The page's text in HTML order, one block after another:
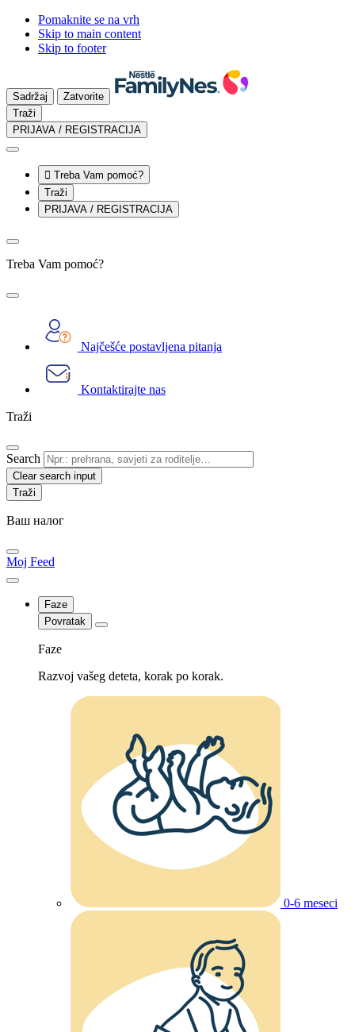
Pomaknite se na vrh
Skip to main content
Skip to footer
Sadržaj
Zatvorite
Traži
PRIJAVA / REGISTRACIJA
 Treba Vam pomoć?
Traži
PRIJAVA / REGISTRACIJA
Treba Vam pomoć?
Najčešće postavljena pitanja
Kontaktirajte nas
Traži
Search
Clear search input
Ваш налог
Moj Feed
Faze
Povratak
Faze
Razvoj vašeg deteta, korak po korak.
0-6 meseci